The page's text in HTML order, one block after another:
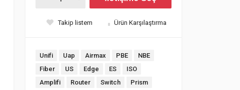
Takip listem Ürün Karşılaştırma
Unifi Uap Airmax PBE
NBE
Fiber
US Edge ES
ISO
Amplifi
Router Switch Prism